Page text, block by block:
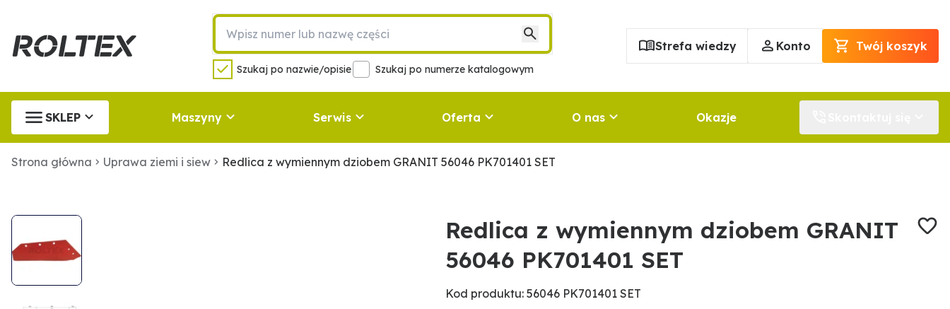
Szukaj po nazwie/opisie Szukaj po numerze katalogowym
Strefa wiedzy Konto Twój koszyk
SKLEP Maszyny Serwis Oferta O nas Okazje
Strona główna Uprawa ziemi i siew Redlica z wymiennym dziobem GRANIT 56046 PK701401 SET
Redlica z wymiennym dziobem GRANIT
56046 PK701401 SET
Kod produktu: 56046 PK701401 SET